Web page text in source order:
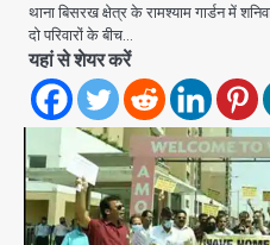
थाना बिसरख क्षेत्र के रामश्याम गार्डन में
दो परिवारों के बीच…
यहां से शेयर करें
2
Avinash
3
पुणे में
हताहत नहीं
Team JHJ